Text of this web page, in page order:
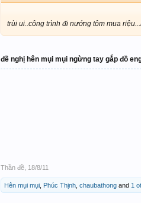
trùi ui..công trình đi nướng tôm mua
đề nghị hên mụi mụi ngừng tay gắp đồ
Thần đề 18/8/11
Hên mụi mụi Phúc Thịnh chaubathong and 1